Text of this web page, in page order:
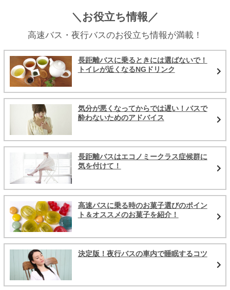
＼お役立ち情報／
高速バス・夜行バスのお役立ち情報が満載！
長距離バスに乗るときには選ばないで！
トイレが近くなるNGドリンク
気分が悪くなってからでは遅い！バスで
酔わないためのアドバイス
長距離バスはエコノミークラス症候群に
気を付けて！
高速バスに乗る時のお菓子選びのポイン
ト＆オススメのお菓子を紹介！
決定版！夜行バスの車内で睡眠するコツ